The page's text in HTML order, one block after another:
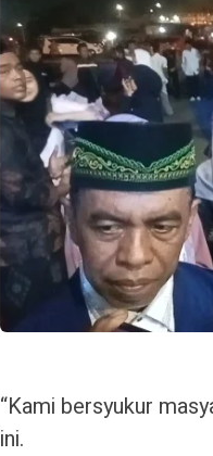
“Kami bersyukur
ini.